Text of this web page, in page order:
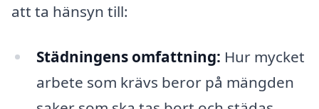
att ta hänsyn till:
Städningens omfattning: Hur mycket
arbete som krävs beror på mängden